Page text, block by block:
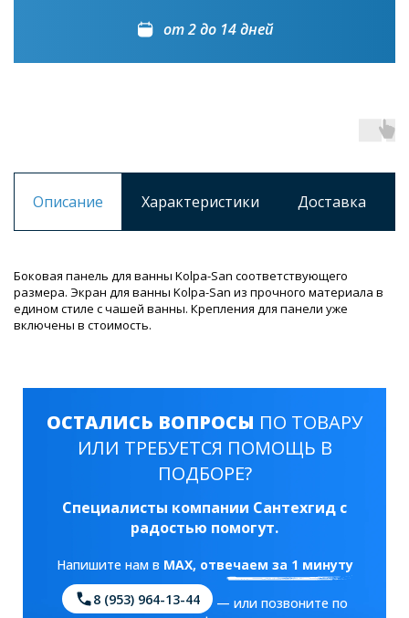
от 2 до 14 дней
Описание Характеристики Доставка
Боковая панель для ванны Kolpa-San соответствующего
размера. Экран для ванны Kolpa-San из прочного материала в
едином стиле с чашей ванны. Крепления для панели уже
включены в стоимость.
ОСТАЛИСЬ ВОПРОСЫ ПО ТОВАРУ
ИЛИ ТРЕБУЕТСЯ ПОМОЩЬ В
ПОДБОРЕ?
Специалисты компании Сантехгид с
радостью помогут.
Напишите нам в MAX, отвечаем за 1 минуту
8 (953) 964-13-44
— или позвоните по